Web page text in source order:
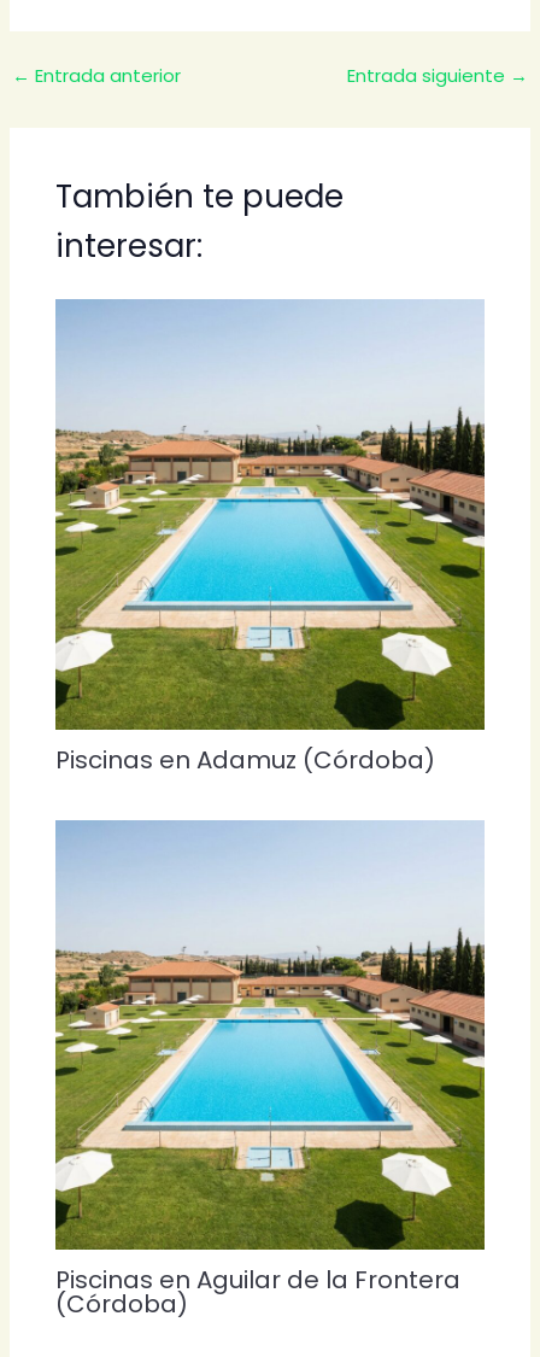
← Entrada anterior Entrada siguiente →
También te puede
interesar:
Piscinas en Adamuz (Córdoba)
Piscinas en Aguilar de la Frontera
(Córdoba)